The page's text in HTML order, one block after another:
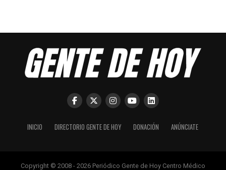
INICIO DIRECTORIO GENTE DE HOY DONACIÓN ANÚNCIATE
Copyright © 2008 - 2026 Periódico Gente de Hoy Centro Médico